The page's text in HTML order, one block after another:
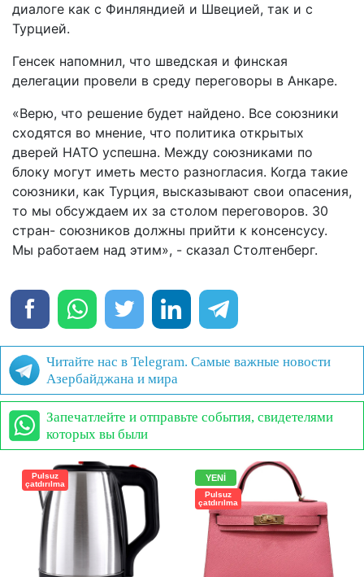
диалоге как с Финляндией и Швецией, так и с
Турцией.
Генсек напомнил, что шведская и финская
делегации провели в среду переговоры в Анкаре.
«Верю, что решение будет найдено. Все союзники
сходятся во мнение, что политика открытых
дверей НАТО успешна. Между союзниками по
блоку могут иметь место разногласия. Когда такие
союзники, как Турция, высказывают свои опасения,
то мы обсуждаем их за столом переговоров. 30
стран- союзников должны прийти к консенсусу.
Мы работаем над этим», - сказал Столтенберг.
Читайте нас в Telegram. Самые важные новости
Азербайджана и мира
Запечатлейте и отправьте события, свидетелями
которых вы были